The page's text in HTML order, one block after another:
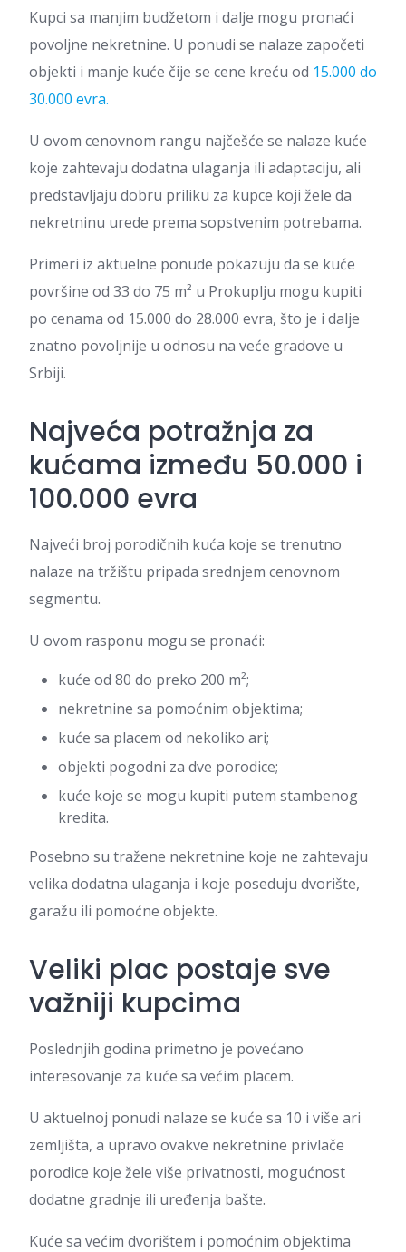
Kupci sa manjim budžetom i dalje mogu pronaći
povoljne nekretnine. U ponudi se nalaze započeti
objekti i manje kuće čije se cene kreću od 15.000 do
30.000 evra.
U ovom cenovnom rangu najčešće se nalaze kuće
koje zahtevaju dodatna ulaganja ili adaptaciju, ali
predstavljaju dobru priliku za kupce koji žele da
nekretninu urede prema sopstvenim potrebama.
Primeri iz aktuelne ponude pokazuju da se kuće
površine od 33 do 75 m² u Prokuplju mogu kupiti
po cenama od 15.000 do 28.000 evra, što je i dalje
znatno povoljnije u odnosu na veće gradove u
Srbiji.
Najveća potražnja za
kućama između 50.000 i
100.000 evra
Najveći broj porodičnih kuća koje se trenutno
nalaze na tržištu pripada srednjem cenovnom
segmentu.
U ovom rasponu mogu se pronaći:
kuće od 80 do preko 200 m²;
nekretnine sa pomoćnim objektima;
kuće sa placem od nekoliko ari;
objekti pogodni za dve porodice;
kuće koje se mogu kupiti putem stambenog
kredita.
Posebno su tražene nekretnine koje ne zahtevaju
velika dodatna ulaganja i koje poseduju dvorište,
garažu ili pomoćne objekte.
Veliki plac postaje sve
važniji kupcima
Poslednjih godina primetno je povećano
interesovanje za kuće sa većim placem.
U aktuelnoj ponudi nalaze se kuće sa 10 i više ari
zemljišta, a upravo ovakve nekretnine privlače
porodice koje žele više privatnosti, mogućnost
dodatne gradnje ili uređenja bašte.
Kuće sa većim dvorištem i pomoćnim objektima